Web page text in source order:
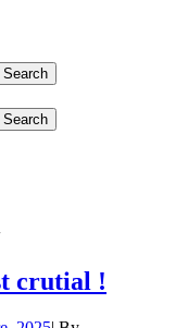
Search
Search
crutial !